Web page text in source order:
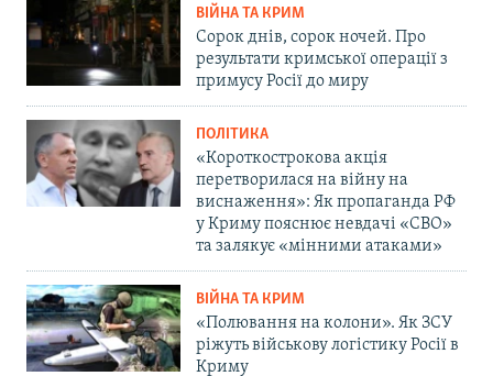
ВІЙНА ТА КРИМ
Сорок днів, сорок ночей. Про
результати кримської операції з
примусу Росії до миру
ПОЛІТИКА
«Короткострокова акція
перетворилася на війну на
виснаження»: Як пропаганда РФ
у Криму пояснює невдачі «СВО»
та залякує «мінними атаками»
ВІЙНА ТА КРИМ
«Полювання на колони». Як ЗСУ
ріжуть військову логістику Росії в
Криму